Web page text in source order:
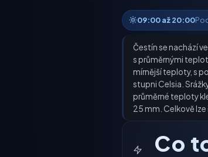
09:00 až 20:00
Čestín se nachází
s průměrnými
mírnější teploty, s
stupni Celsia.
průměrné teploty
25 mm. Celkově
Co